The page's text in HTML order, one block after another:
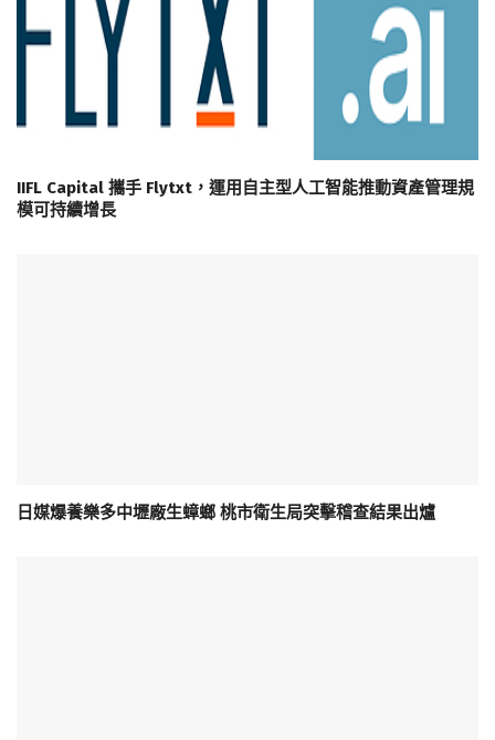
IIFL Capital 攜手 Flytxt，運用自主型人工智能推動資產管理規
模可持續增長
日媒爆養樂多中壢廠生蟑螂 桃市衛生局突擊稽查結果出爐